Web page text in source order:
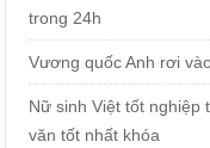
trong 24h
Vương quốc Anh rơi
Nữ sinh Việt tốt nghiệp
văn tốt nhất khóa